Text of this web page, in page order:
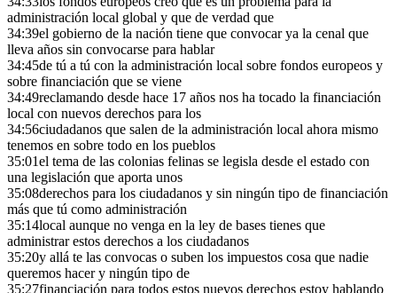
administración local global y que de verdad que
34:39el gobierno de la nación tiene que convocar ya la cenal que
lleva años sin convocarse para hablar
34:45de tú a tú con la administración local sobre fondos europeos y
sobre financiación que se viene
34:49reclamando desde hace 17 años nos ha tocado la financiación
local con nuevos derechos para los
34:56ciudadanos que salen de la administración local ahora mismo
tenemos en sobre todo en los pueblos
35:01el tema de las colonias felinas se legisla desde el estado con
una legislación que aporta unos
35:08derechos para los ciudadanos y sin ningún tipo de financiación
más que tú como administración
35:14local aunque no venga en la ley de bases tienes que
administrar estos derechos a los ciudadanos
35:20y allá te las convocas o suben los impuestos cosa que nadie
queremos hacer y ningún tipo de
35:27financiación para todos estos nuevos derechos estoy hablando